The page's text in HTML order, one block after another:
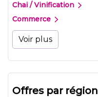
Chai / Vinification
Commerce
Voir plus
Offres par région